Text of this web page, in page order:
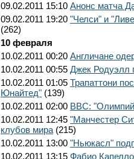
09.02.2011 15:10 Анонс матча
09.02.2011 19:20 "Челси" и
(262)
10 февраля
10.02.2011 00:20 Англичане
10.02.2011 00:55 Джек Родуэлл
10.02.2011 01:05 Трапаттони
Юнайтед" (139)
10.02.2011 02:00 BBC:
10.02.2011 12:45 "Манчестер
клубов мира (215)
10.02.2011 13:00 "Ньюкасл"
10.02.2011 13:15 Фабио